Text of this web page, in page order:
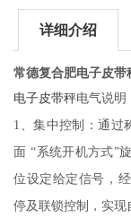
详细介绍
常德复合肥电子皮
电子皮带秤电气说明
1、集中控制
面 “系统开机方式”
位设定给定信号，
停及联锁控制，实现